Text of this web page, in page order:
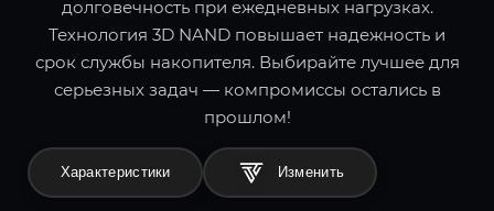
долговечность при ежедневных нагрузках.
Технология 3D NAND повышает надежность и
срок службы накопителя. Выбирайте лучшее для
серьезных задач — компромиссы остались в
прошлом!
Характеристики